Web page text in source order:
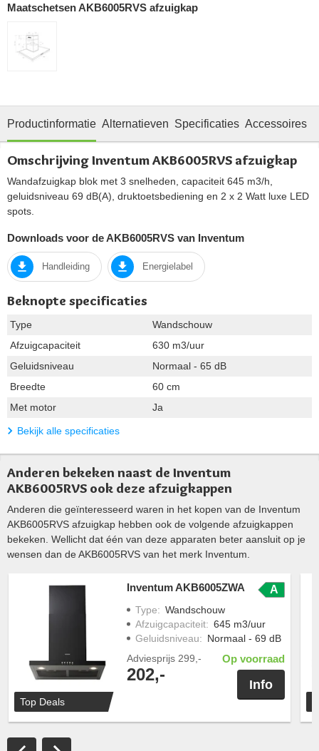
Maatschetsen AKB6005RVS afzuigkap
Productinformatie Alternatieven Specificaties Accessoires
Omschrijving Inventum AKB6005RVS afzuigkap
Wandafzuigkap blok met 3 snelheden, capaciteit 645 m3/h,
geluidsniveau 69 dB(A), druktoetsbediening en 2 x 2 Watt luxe LED
spots.
Downloads voor de AKB6005RVS van Inventum
Handleiding Energielabel
Beknopte specificaties
Type
Wandschouw
Afzuigcapaciteit
630 m3/uur
Geluidsniveau
Normaal - 65 dB
Breedte
60 cm
Met motor
Ja
Bekijk alle specificaties
Anderen bekeken naast de Inventum
AKB6005RVS ook deze afzuigkappen
Anderen die geïnteresseerd waren in het kopen van de Inventum
AKB6005RVS afzuigkap hebben ook de volgende afzuigkappen
bekeken. Wellicht dat één van deze apparaten beter aansluit op je
wensen dan de AKB6005RVS van het merk Inventum.
Top Deals
Inventum AKB6005ZWA A
Type: Wandschouw
Afzuigcapaciteit: 645 m3/uur
Geluidsniveau: Normaal - 69 dB
Adviesprijs 299,-
202,-
Op voorraad
Info